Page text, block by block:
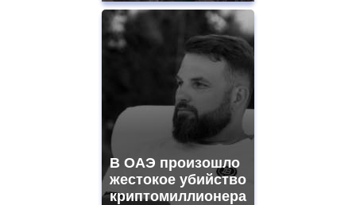
В ОАЭ произошло
жестокое убийство
криптомиллионера